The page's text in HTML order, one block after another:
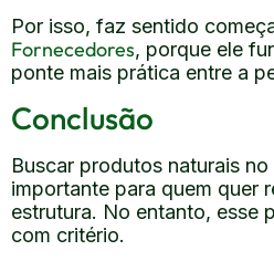
Por isso, faz sentido
Fornecedores, porque ele
ponte mais prática entre a
Conclusão
Buscar produtos naturais
importante para quem quer
estrutura. No entanto, esse
com critério.